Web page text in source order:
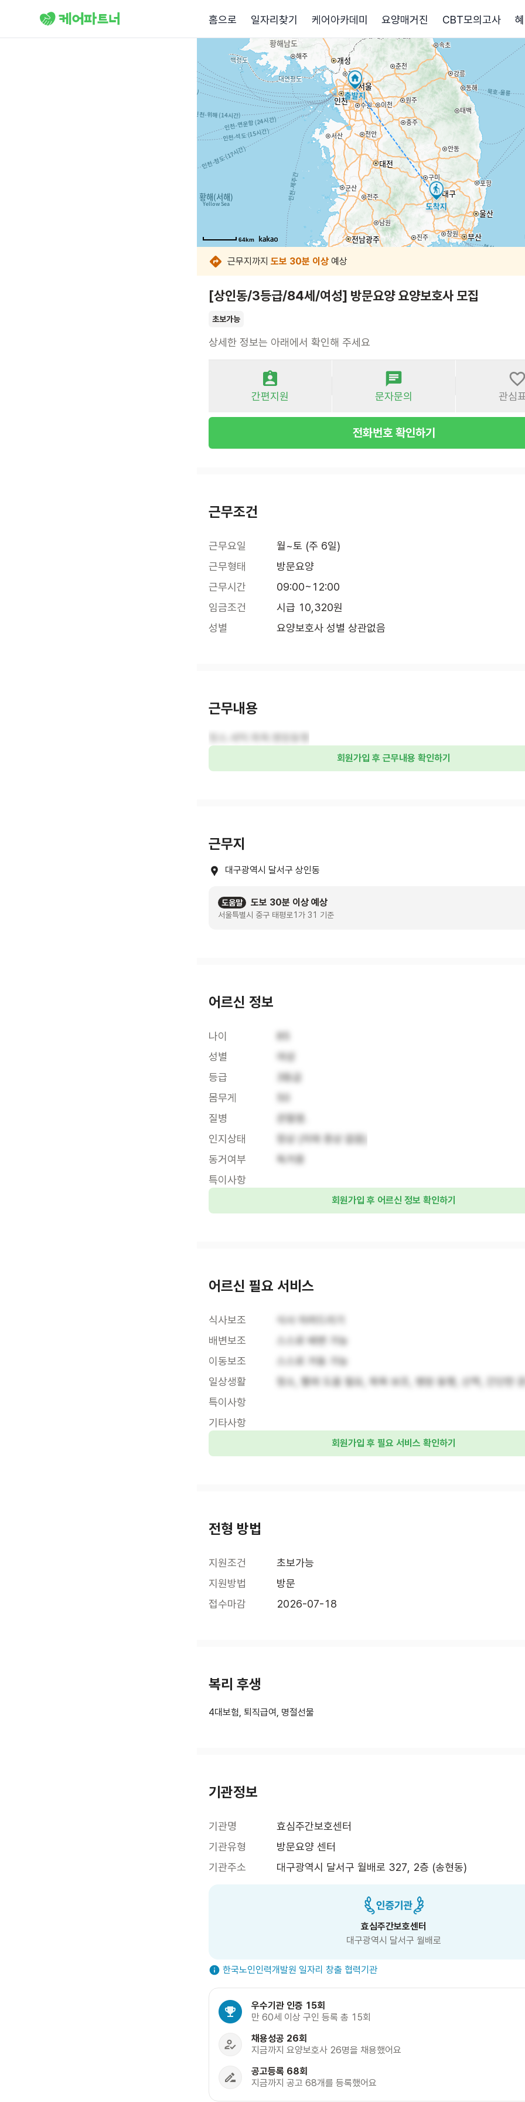
홈으로 일자리찾기 케어아카데미 요양매거진 CBT모의고사
64km
64km
64km
64km
64km
64km
64km
64km
근무지까지 도보 30분 이상 예상
[상인동/3등급/84세/여성] 방문요양 요양보호사 모집
초보가능
상세한 정보는 아래에서 확인해 주세요
간편지원 문자문의 관심
전화번호 확인하기
근무조건
근무요일
월~토 (주 6일)
근무형태
방문요양
근무시간
09:00~12:00
임금조건
시급 10,320원
성별
요양보호사 성별 상관없음
근무내용
회원가입 후 근무내용 확인하기
근무지
대구광역시 달서구 상인동
도움말 도보 30분 이상 예상
서울특별시 중구 태평로1가 31 기준
어르신 정보
나이
85
성별
여성
등급
3등급
몸무게
50
질병
관절염.
인지상태
정상 (치매 증상 없음)
동거여부
독거중
특이사항
회원가입 후 어르신 정보 확인하기
어르신 필요 서비스
식사보조
식사 차려드리기
배변보조
스스로 배변 가능
이동보조
스스로 거동 가능
일상생활
청소, 빨래 도움 필요, 목욕 보조, 병원 동행, 산책, 간단한
특이사항
기타사항
회원가입 후 필요 서비스 확인하기
전형 방법
지원조건
초보가능
지원방법
방문
접수마감
2026-07-18
복리 후생
4대보험, 퇴직급여, 명절선물
기관정보
기관명
효심주간보호센터
기관유형
방문요양 센터
기관주소
대구광역시 달서구 월배로 327, 2층 (송현동)
효심주간보호센터
대구광역시 달서구 월배로
한국노인인력개발원 일자리 창출 협력기관
우수기관 인증 15회
만 60세 이상 구인 등록 총 15회
채용성공 26회
지금까지 요양보호사 26명을 채용했어요
공고등록 68회
지금까지 공고 68개를 등록했어요